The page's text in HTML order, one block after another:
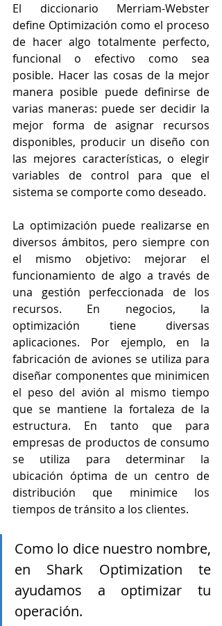
El diccionario Merriam-Webster
define Optimización como el proceso
de hacer algo totalmente perfecto,
funcional o efectivo como sea
posible. Hacer las cosas de la mejor
manera posible puede definirse de
varias maneras: puede ser decidir la
mejor forma de asignar recursos
disponibles, producir un diseño con
las mejores características, o elegir
variables de control para que el
sistema se comporte como deseado.
La optimización puede realizarse en
diversos ámbitos, pero siempre con
el mismo objetivo: mejorar el
funcionamiento de algo a través de
una gestión perfeccionada de los
recursos. En negocios, la
optimización tiene diversas
aplicaciones. Por ejemplo, en la
fabricación de aviones se utiliza para
diseñar componentes que minimicen
el peso del avión al mismo tiempo
que se mantiene la fortaleza de la
estructura. En tanto que para
empresas de productos de consumo
se utiliza para determinar la
ubicación óptima de un centro de
distribución que minimice los
tiempos de tránsito a los clientes.
Como lo dice nuestro nombre,
en Shark Optimization te
ayudamos a optimizar tu
operación.